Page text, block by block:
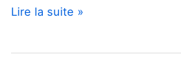
Lire la suite »